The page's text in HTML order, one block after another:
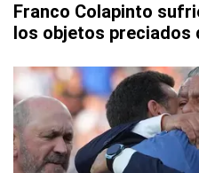
Franco Colapinto
los objetos preciados